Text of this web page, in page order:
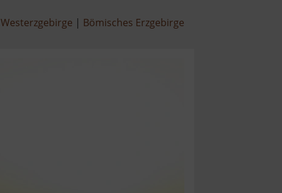
Westerzgebirge Bömisches Erzgebirge